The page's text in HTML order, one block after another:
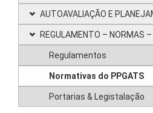
AUTOAVALIAÇÃO E
REGULAMENTO – NORMAS –
Regulamentos
Normativas do PPGATS
Portarias & Legistalação